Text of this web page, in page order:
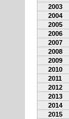
2003
2004
2005
2006
2007
2008
2009
2010
2011
2012
2013
2014
2015